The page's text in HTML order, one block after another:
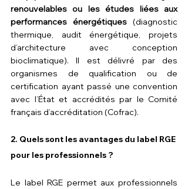
renouvelables ou les études liées aux
performances énergétiques (diagnostic
thermique, audit énergétique, projets
d’architecture avec conception
bioclimatique). Il est délivré par des
organismes de qualification ou de
certification ayant passé une convention
avec l’État et accrédités par le Comité
français d’accréditation (Cofrac).
2. Quels sont les avantages du label RGE
pour les professionnels ?
Le label RGE permet aux professionnels